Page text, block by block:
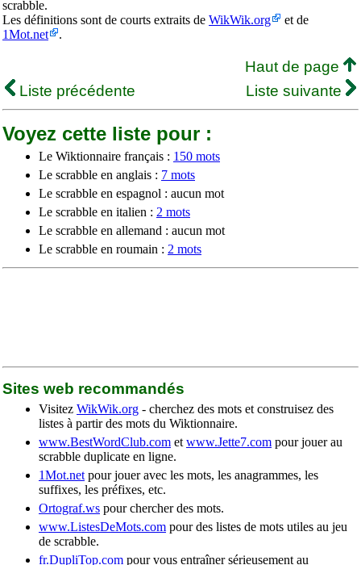
scrabble.
Les définitions sont de courts extraits de WikWik.org
et de
1Mot.net
.
Haut de page
Liste précédente
Liste suivante
Voyez cette liste pour :
Le Wiktionnaire français : 150 mots
Le scrabble en anglais : 7 mots
Le scrabble en espagnol : aucun mot
Le scrabble en italien : 2 mots
Le scrabble en allemand : aucun mot
Le scrabble en roumain : 2 mots
Sites web recommandés
Visitez WikWik.org - cherchez des mots et construisez des
listes à partir des mots du Wiktionnaire.
www.BestWordClub.com et www.Jette7.com pour jouer au
scrabble duplicate en ligne.
1Mot.net pour jouer avec les mots, les anagrammes, les
suffixes, les préfixes, etc.
Ortograf.ws pour chercher des mots.
www.ListesDeMots.com pour des listes de mots utiles au jeu
de scrabble.
fr.DupliTop.com pour vous entraîner sérieusement au